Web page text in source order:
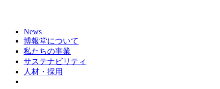
News
博報堂について
私たちの事業
サステナビリティ
人材・採用